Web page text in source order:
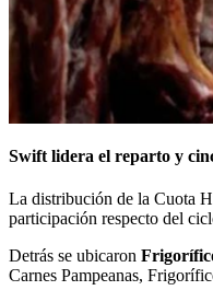
Swift lidera el reparto y
La distribución de la Cuota
participación respecto del
Detrás se ubicaron
Carnes Pampeanas,